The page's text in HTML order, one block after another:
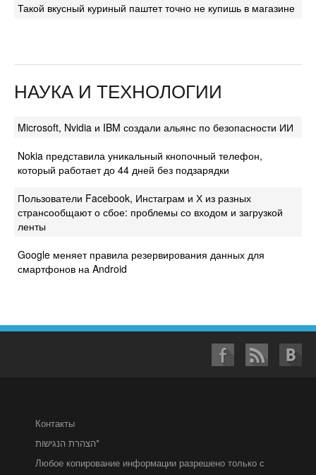
Такой вкусный куриный паштет точно не купишь в магазине
НАУКА И ТЕХНОЛОГИИ
Microsoft, Nvidia и IBM создали альянс по безопасности ИИ
Nokia представила уникальный кнопочный телефон,
который работает до 44 дней без подзарядки
Пользователи Facebook, Инстаграм и Х из разных
странсообщают о сбое: проблемы со входом и загрузкой
ленты
Google меняет правила резервирования данных для
смартфонов на Android
Контакты
הצהרת הנגישות*
Любое копирование информации разрешено только с